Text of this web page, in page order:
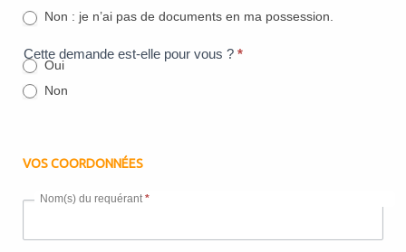
Non : je n’ai pas de documents en ma possession.
Cette demande est-elle pour vous ? *
Oui
Non
VOS COORDONNÉES
Nom(s) du requérant*